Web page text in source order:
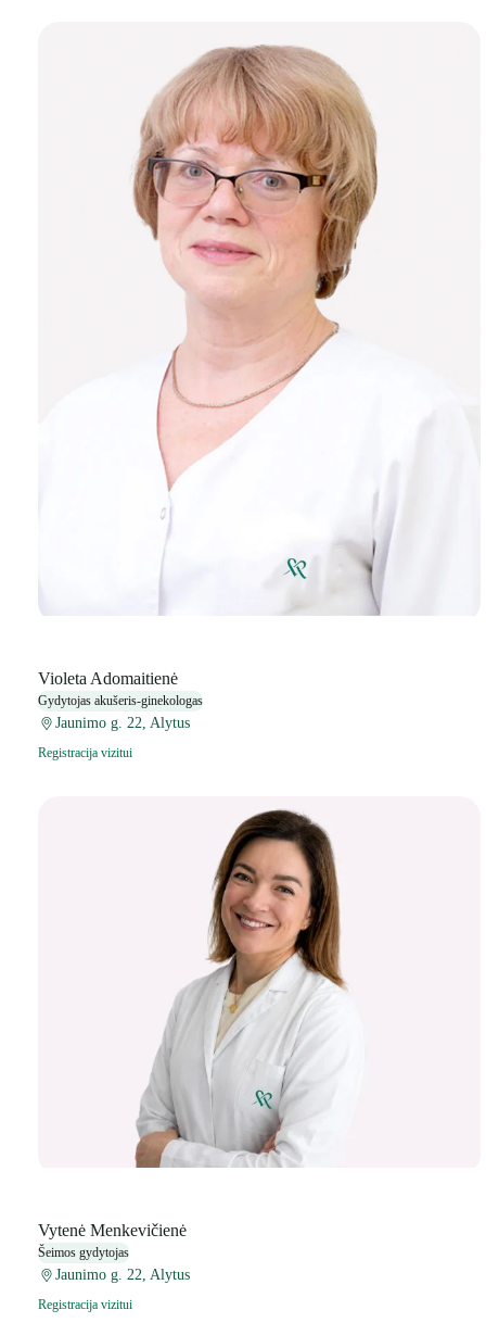
Violeta Adomaitienė
Gydytojas akušeris-ginekologas
Jaunimo g. 22, Alytus
Registracija vizitui
Vytenė Menkevičienė
Šeimos gydytojas
Jaunimo g. 22, Alytus
Registracija vizitui